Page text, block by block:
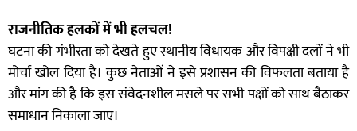
राजनीतिक हलकों में भी हलचल!
घटना की गंभीरता को देखते हुए स्थानीय विधायक और विपक्षी दलों ने भी
मोर्चा खोल दिया है। कुछ नेताओं ने इसे प्रशासन की विफलता बताया है
और मांग की है कि इस संवेदनशील मसले पर सभी पक्षों को साथ बैठाकर
समाधान निकाला जाए।